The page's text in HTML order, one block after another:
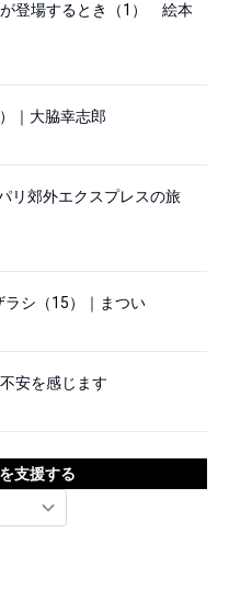
登場するとき（1） 絵本
｜大脇幸志郎
リ郊外エクスプレスの旅
シ（15）｜まつい
安を感じます
支援する